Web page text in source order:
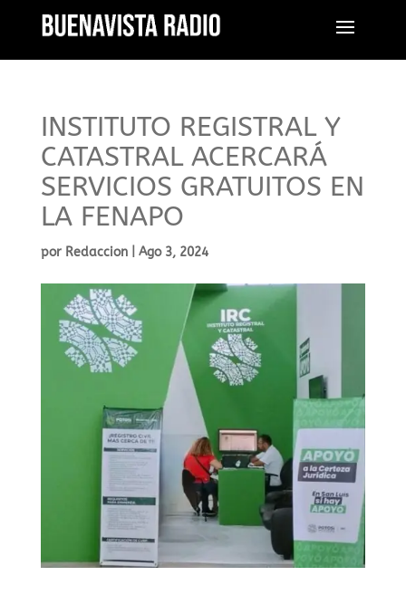
INSTITUTO REGISTRAL Y
CATASTRAL ACERCARÁ
SERVICIOS GRATUITOS EN
LA FENAPO
por Redaccion| Ago 3, 2024